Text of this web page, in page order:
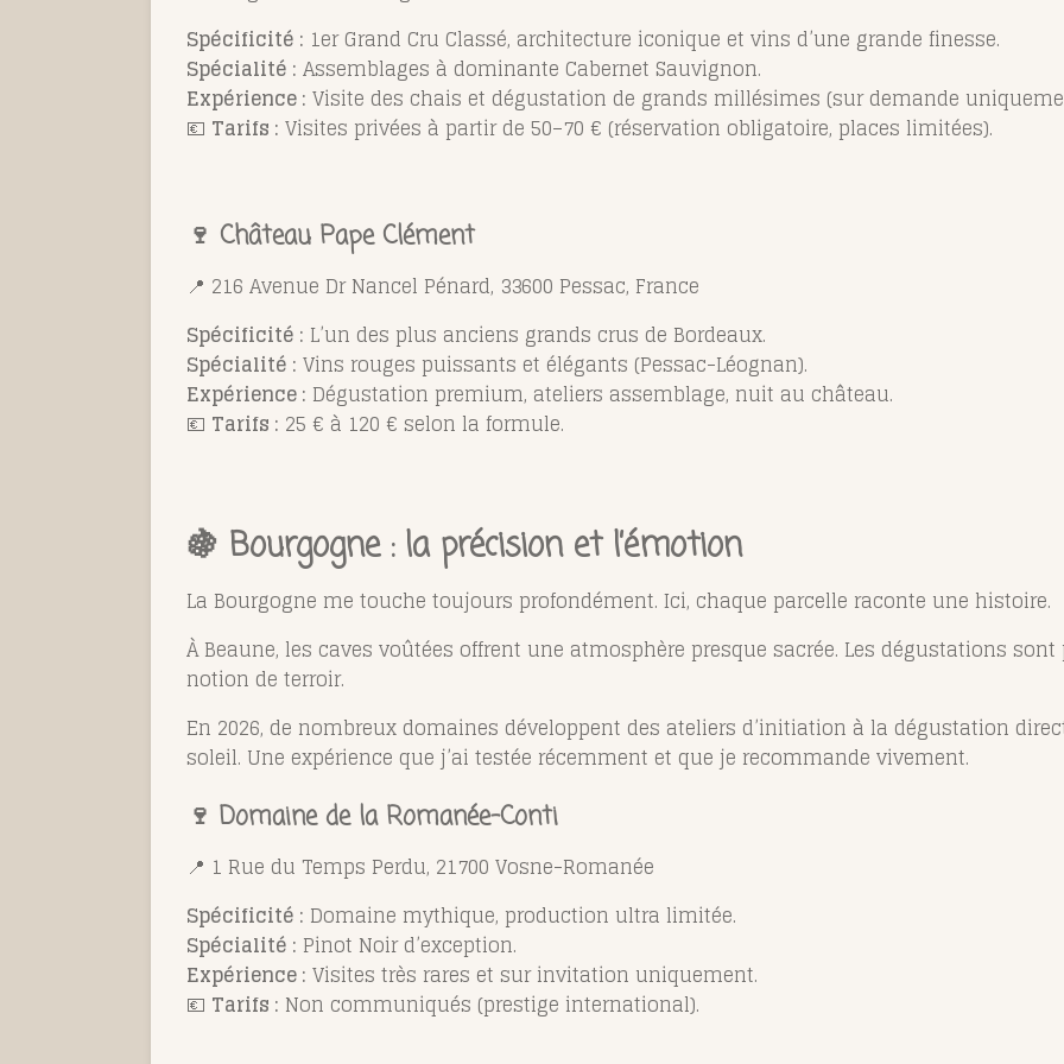
Spécificité : 1er Grand Cru Classé, architecture iconique et vins d’une grande finesse.
Spécialité : Assemblages à dominante Cabernet Sauvignon.
Expérience : Visite des chais et dégustation de grands millésimes (sur demande
💶 Tarifs : Visites privées à partir de 50–70 € (réservation obligatoire, places limitées).
🍷 Château Pape Clément
📍 216 Avenue Dr Nancel Pénard, 33600 Pessac, France
Spécificité : L’un des plus anciens grands crus de Bordeaux.
Spécialité : Vins rouges puissants et élégants (Pessac-Léognan).
Expérience : Dégustation premium, ateliers assemblage, nuit au château.
💶 Tarifs : 25 € à 120 € selon la formule.
🍇 Bourgogne : la précision et l’émotion
La Bourgogne me touche toujours profondément. Ici, chaque parcelle raconte une histoire.
ÀBeaune, les caves voûtées offrent une atmosphère presque sacrée. Les dégustations
notion de terroir.
En 2026, de nombreux domaines développent des ateliers d’initiation à la dégustation
soleil. Une expérience que j’ai testée récemment et que je recommande vivement.
🍷 Domaine de la Romanée-Conti
📍 1 Rue du Temps Perdu, 21700 Vosne-Romanée
Spécificité : Domaine mythique, production ultra limitée.
Spécialité : Pinot Noir d’exception.
Expérience : Visites très rares et sur invitation uniquement.
💶 Tarifs : Non communiqués (prestige international).